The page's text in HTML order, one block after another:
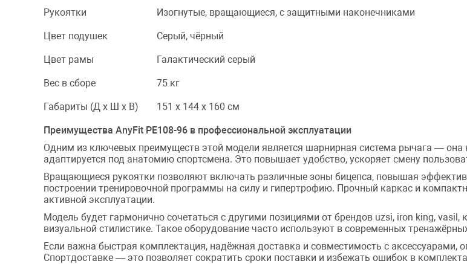
Рукоятки Изогнутые, вращающиеся, с защитными наконечниками
Цвет подушек Серый, чёрный
Цвет рамы Галактический серый
Вес в сборе 75 кг
Габариты (Д х Ш х В) 151 х 144 х 160 см
Преимущества AnyFit PE108-96 в профессиональной эксплуатации
Одним из ключевых преимуществ этой модели является шарнирная система рычага — она
адаптируется под анатомию спортсмена. Это повышает удобство, ускоряет смену
Вращающиеся рукоятки позволяют включать различные зоны бицепса, повышая
построении тренировочной программы на силу и гипертрофию. Прочный каркас и
активной эксплуатации.
Модель будет гармонично сочетаться с другими позициями от брендов uzsi, iron king,
визуальной стилистике. Такое оборудование часто используют в современных
Если важна быстрая комплектация, надёжная доставка и совместимость с аксессуарами,
Спортдоставке — это позволяет сократить сроки поставки и избежать ошибок в